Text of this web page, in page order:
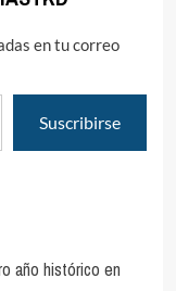
en tu correo
Suscribirse
año histórico en